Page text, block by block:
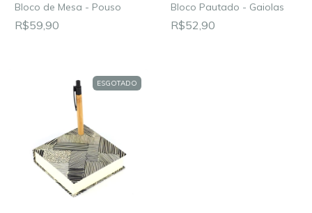
Bloco de Mesa - Pouso
R$59,90
Bloco Pautado - Gaiolas
R$52,90
ESGOTADO